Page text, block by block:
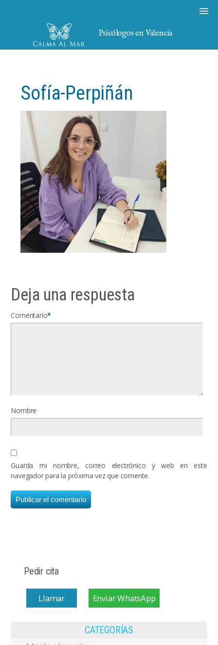
Psicólogos en Valencia
Sofía-Perpiñán
Deja una respuesta
Comentario*
Nombre
Guarda mi nombre, correo electrónico y web en este
navegador para la próxima vez que comente.
Pedir cita
Llamar Enviar WhatsApp
CATEGORÍAS